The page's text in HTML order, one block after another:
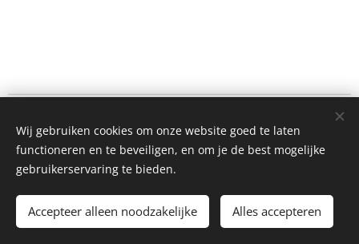
Toevoegen aan de winkelwagen
Cookies
Wij gebruiken cookies om onze website goed te laten
functioneren en te beveiligen, en om je de best mogelijke
gebruikerservaring te bieden.
Accepteer alleen noodzakelijke Alles accepteren